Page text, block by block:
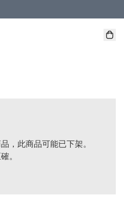
適用於 本地送貨、本地取貨 )
，此商品可能已下架。
。